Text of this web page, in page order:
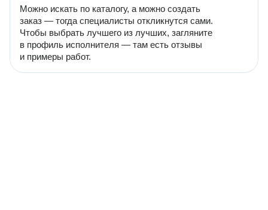
Можно искать по каталогу, а можно создать
заказ — тогда специалисты откликнутся сами.
Чтобы выбрать лучшего из лучших, загляните
в профиль исполнителя — там есть отзывы
и примеры работ.